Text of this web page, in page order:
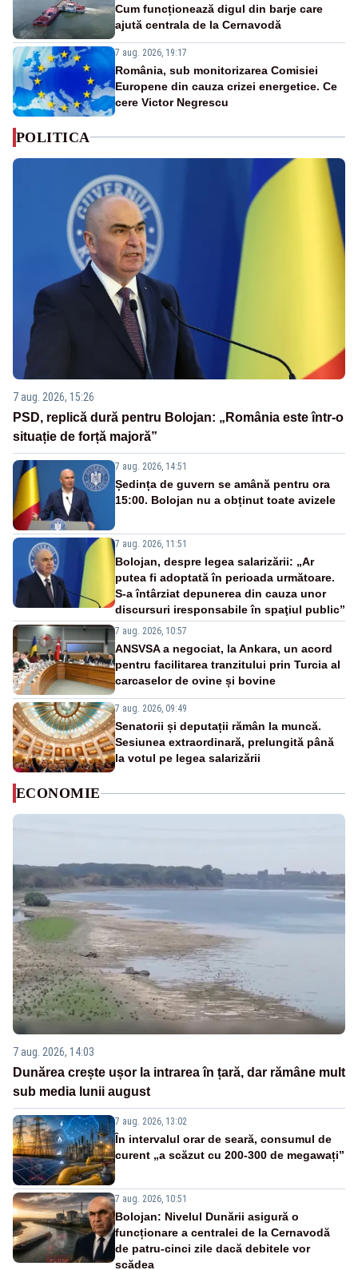
Cum funcționează digul din barje care
ajută centrala de la Cernavodă
7 aug. 2026, 19:17
România, sub monitorizarea Comisiei
Europene din cauza crizei energetice. Ce
cere Victor Negrescu
POLITICA
7 aug. 2026, 15:26
PSD, replică dură pentru Bolojan: „România este într-o
situație de forță majoră”
7 aug. 2026, 14:51
Ședința de guvern se amână pentru ora
15:00. Bolojan nu a obținut toate avizele
7 aug. 2026, 11:51
Bolojan, despre legea salarizării: „Ar
putea fi adoptată în perioada următoare.
S-a întârziat depunerea din cauza unor
discursuri iresponsabile în spaţiul public”
7 aug. 2026, 10:57
ANSVSA a negociat, la Ankara, un acord
pentru facilitarea tranzitului prin Turcia al
carcaselor de ovine și bovine
7 aug. 2026, 09:49
Senatorii și deputații rămân la muncă.
Sesiunea extraordinară, prelungită până
la votul pe legea salarizării
ECONOMIE
7 aug. 2026, 14:03
Dunărea crește ușor la intrarea în țară, dar rămâne mult
sub media lunii august
7 aug. 2026, 13:02
În intervalul orar de seară, consumul de
curent „a scăzut cu 200-300 de megawați”
7 aug. 2026, 10:51
Bolojan: Nivelul Dunării asigură o
funcționare a centralei de la Cernavodă
de patru-cinci zile dacă debitele vor
scădea